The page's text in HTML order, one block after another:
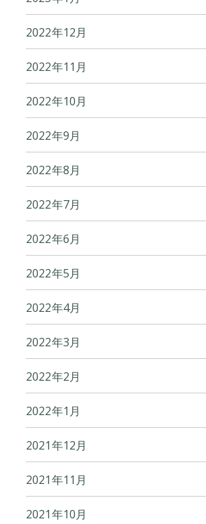
2022年12月
2022年11月
2022年10月
2022年9月
2022年8月
2022年7月
2022年6月
2022年5月
2022年4月
2022年3月
2022年2月
2022年1月
2021年12月
2021年11月
2021年10月